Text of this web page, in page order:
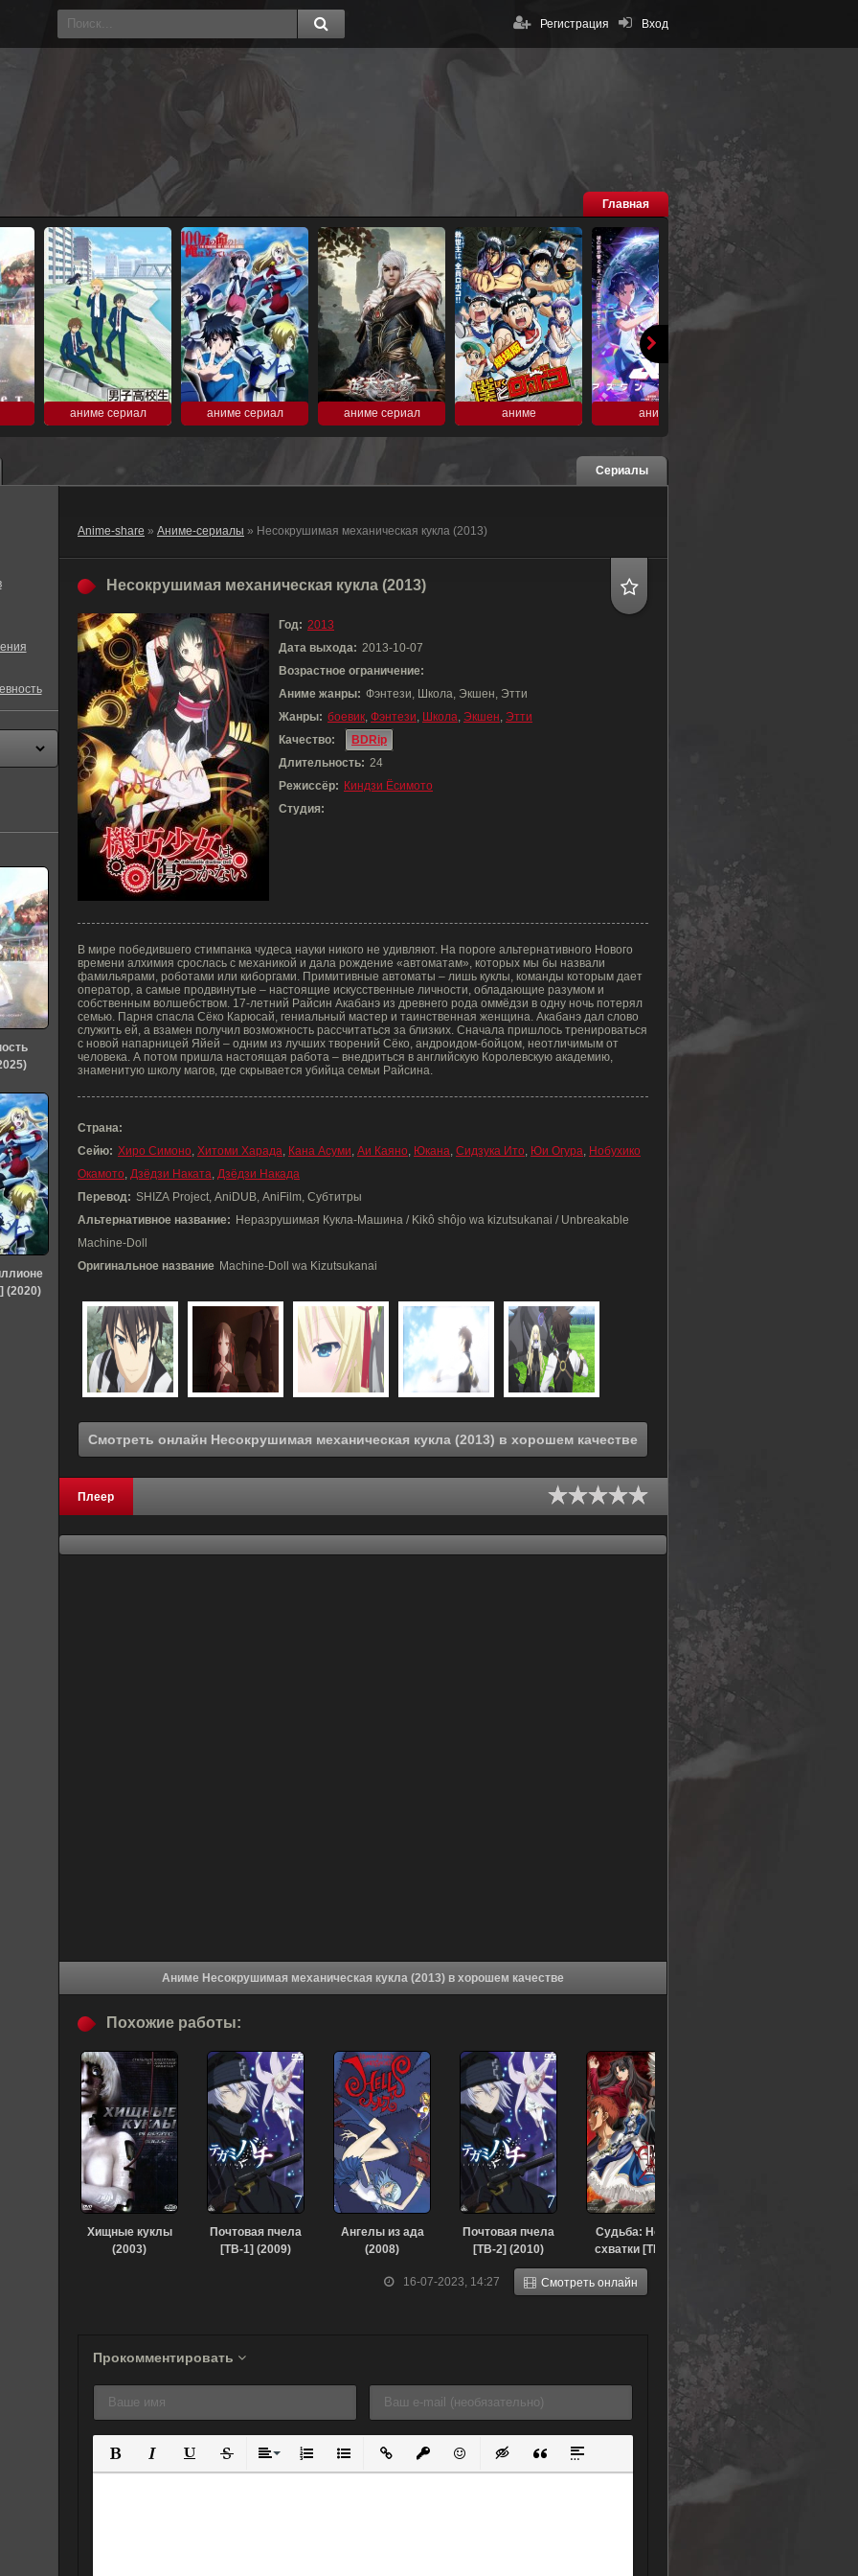
Вход
Регистрация
Главная
аниме сериал аниме сериал аниме сериал аниме аниме
Сериалы
Anime-share » Аниме-сериалы » Несокрушимая механическая кукла (2013)
Несокрушимая механическая кукла (2013)
Год: 2013
Дата выхода: 2013-10-07
Возрастное ограничение:
Аниме жанры: Фэнтези, Школа, Экшен, Этти
Жанры: боевик, Фэнтези, Школа, Экшен, Этти
Качество:
BDRip
Длительность: 24
Режиссёр: Киндзи Ёсимото
Студия:
В мире победившего стимпанка чудеса науки никого не удивляют. На пороге альтернативного Нового
времени алхимия срослась с механикой и дала рождение «автоматам», которых мы бы назвали
фамильярами, роботами или киборгами. Примитивные автоматы – лишь куклы, команды которым дает
оператор, а самые продвинутые – настоящие искусственные личности, обладающие разумом и
собственным волшебством. 17-летний Райсин Акабанэ из древнего рода оммёдзи в одну ночь потерял
семью. Парня спасла Сёко Карюсай, гениальный мастер и таинственная женщина. Акабанэ дал слово
служить ей, а взамен получил возможность рассчитаться за близких. Сначала пришлось тренироваться
с новой напарницей Яйей – одним из лучших творений Сёко, андроидом-бойцом, неотличимым от
человека. А потом пришла настоящая работа – внедриться в английскую Королевскую академию,
знаменитую школу магов, где скрывается убийца семьи Райсина.
Страна:
Сейю: Хиро Симоно, Хитоми Харада, Кана Асуми, Аи Каяно, Юкана, Сидзука Ито, Юи Огура, Нобухико
Окамото, Дзёдзи Наката, Дзёдзи Накада
Перевод: SHIZA Project, AniDUB, AniFilm, Субтитры
Альтернативное название: Неразрушимая Кукла-Машина / Kikô shôjo wa kizutsukanai / Unbreakable
Machine-Doll
Оригинальное название Machine-Doll wa Kizutsukanai
Смотреть онлайн Несокрушимая механическая кукла (2013) в хорошем качестве
Плеер
Аниме Несокрушимая механическая кукла (2013) в хорошем качестве
16-07-2023, 14:27 Смотреть онлайн
Похожие работы:
Хищные куклы
(2003)
Почтовая пчела
[ТВ-1] (2009)
Ангелы из ада
(2008)
Почтовая пчела
[ТВ-2] (2010)
Судьба: Ночь
схватки [ТВ-1]
(2006)
Прокомментировать
Полужирный
КурсивПодчеркнутый
ЗачеркнутыйВыравнивание
Нумерованный список
Маркированный список
Вставить ссылку
Вставить защищенную ссылку
Вставить смайлик
Вставка скрытого текста
Вставка цитаты
Вставка спойлера
(2020)